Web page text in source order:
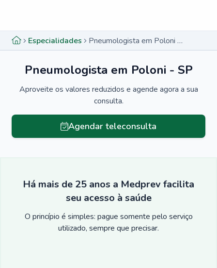
Especialidades Pneumologista em Poloni - SP
Pneumologista em Poloni - SP
Aproveite os valores reduzidos e agende agora a sua
consulta.
Agendar teleconsulta
Há mais de 25 anos a Medprev facilita
seu acesso à saúde
O princípio é simples: pague somente pelo serviço
utilizado, sempre que precisar.